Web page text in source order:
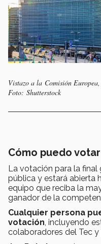
Vistazo a la Comisión
Foto: Shutterstock
Cómo puedo
La votación para la final
pública y estará abierta
equipo que reciba la
ganador de la
Cualquier persona
votación, incluyendo
colaboradores del Tec y